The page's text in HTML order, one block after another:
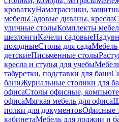
кроваткуНаматрасники,
мебельСадовые диваны, кресла
уличные столыКомплекты
шезлонгиКачели садовые
походныеСтолы для садаМебель
детскиеПисьменные столы
кресла и стулья для учебы
табуретки, подставки для бани
баниЖурнальные столики для
офисаСтолы офисные,
офисаМягкая мебель для офиса
полки для документовОфисные
кабинетаМебель для лоджии и